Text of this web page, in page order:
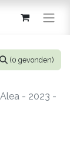
(0 gevonden)
- 2023 -